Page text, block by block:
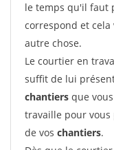
le temps qu'il faut
correspond et
autre chose.
Le courtier en
suffit de lui
chantiers que
travaille pour vous
de vos chantiers.